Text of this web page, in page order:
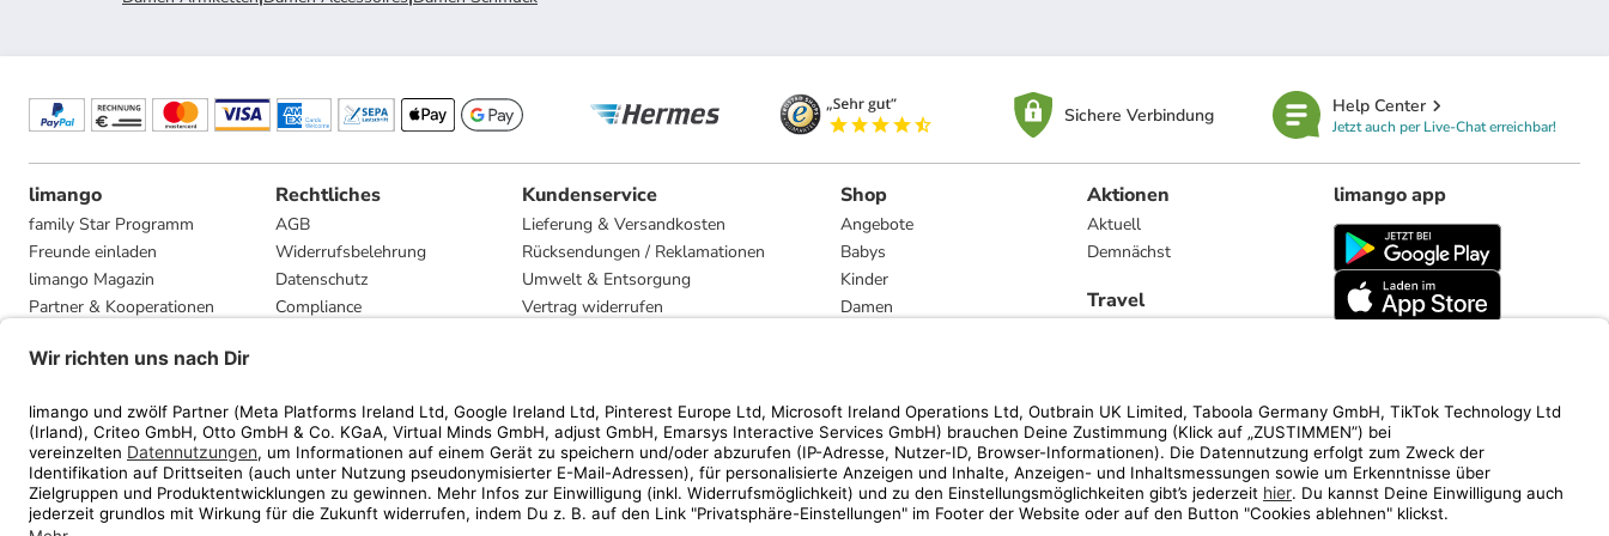
Sichere Verbindung Help Center
Jetzt auch per Live-Chat erreichbar!
limango
family Star Programm
Freunde einladen
limango Magazin
Partner & Kooperationen
Presse
Rechtliches
AGB
Widerrufsbelehrung
Datenschutz
Compliance
Kundenservice
Lieferung & Versandkosten
Rücksendungen / Reklamationen
Umwelt & Entsorgung
Vertrag widerrufen
Shop
Angebote
Babys
Kinder
Damen
Marken
Aktionen
Aktuell
Demnächst
Travel
limango app
limango.nl limango.pl